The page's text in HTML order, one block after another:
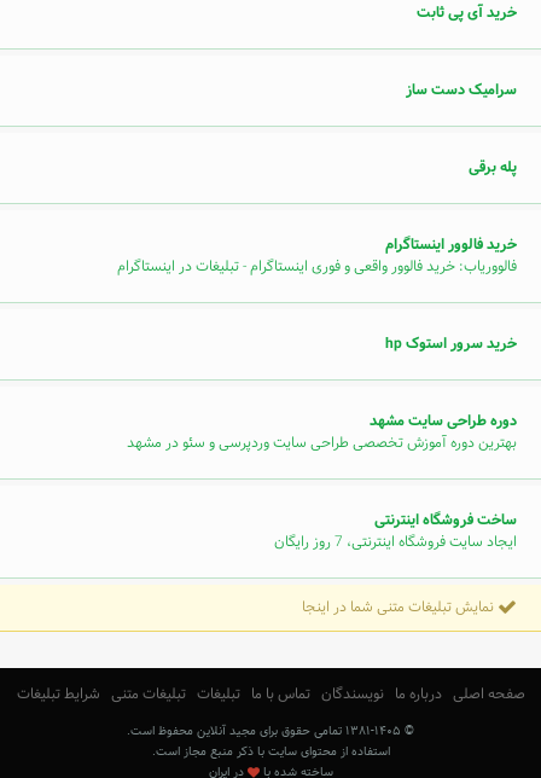
خرید آی پی ثابت
سرامیک دست ساز
پله برقی
خرید فالوور اینستاگرام
فالووریاب: خرید فالوور واقعی و فوری اینستاگرام - تبلیغات در اینستاگرام
خرید سرور استوک hp
دوره طراحی سایت مشهد
بهترین دوره آموزش تخصصی طراحی سایت وردپرسی و سئو در مشهد
ساخت فروشگاه اینترنتی
ایجاد سایت فروشگاه اینترنتی، 7 روز رایگان
نمایش تبلیغات متنی شما در اینجا
صفحه اصلی درباره ما نویسندگان تماس با ما تبلیغات تبلیغات متنی شرایط تبلیغات
© ۱۳۸۱-۱۴۰۵ تمامی حقوق برای مجید آنلاین محفوظ است.
استفاده از محتوای سایت با ذکر منبع مجاز است.
ساخته شده با
در ایران